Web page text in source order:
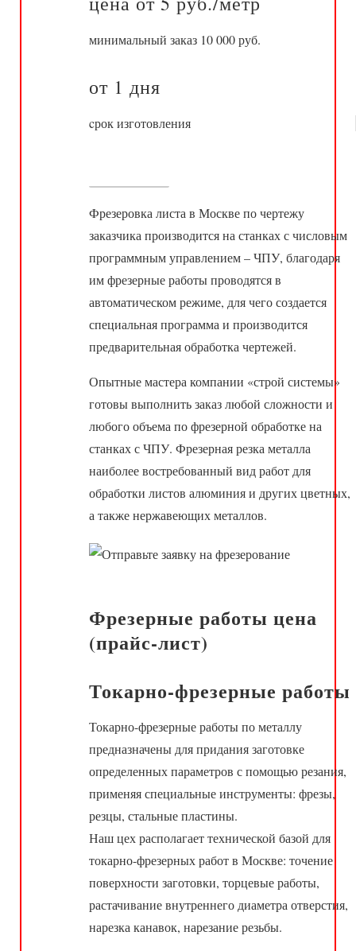
минимальный заказ 10 000 руб.
от 1 дня
cрок изготовления
Фрезеровка листа в Москве по чертежу
заказчика производится на станках с числовым
программным управлением – ЧПУ, благодаря
им фрезерные работы проводятся в
автоматическом режиме, для чего создается
специальная программа и производится
предварительная обработка чертежей.
Опытные мастера компании «строй системы»
готовы выполнить заказ любой сложности и
любого объема по фрезерной обработке на
станках с ЧПУ. Фрезерная резка металла
наиболее востребованный вид работ для
обработки листов алюминия и других цветных,
а также нержавеющих металлов.
Фрезерные работы цена
(прайс-лист)
Токарно-фрезерные работы
Токарно-фрезерные работы по металлу
предназначены для придания заготовке
определенных параметров с помощью резания,
применяя специальные инструменты: фрезы,
резцы, стальные пластины.
Наш цех располагает технической базой для
токарно-фрезерных работ в Москве: точение
поверхности заготовки, торцевые работы,
растачивание внутреннего диаметра отверстия,
нарезка канавок, нарезание резьбы.